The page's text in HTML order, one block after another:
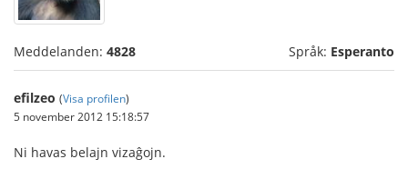
Meddelanden: 4828 Språk: Esperanto
efilzeo (Visa profilen)
5 november 2012 15:18:57
Ni havas belajn vizaĝojn.